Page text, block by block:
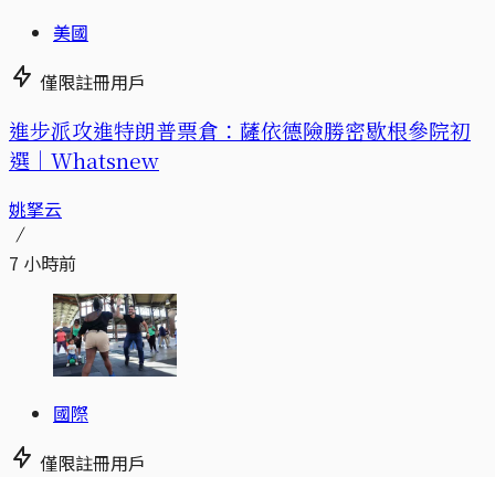
美國
僅限註冊用戶
進步派攻進特朗普票倉：薩依德險勝密歇根參院初
選｜Whatsnew
姚拏云
7 小時前
國際
僅限註冊用戶